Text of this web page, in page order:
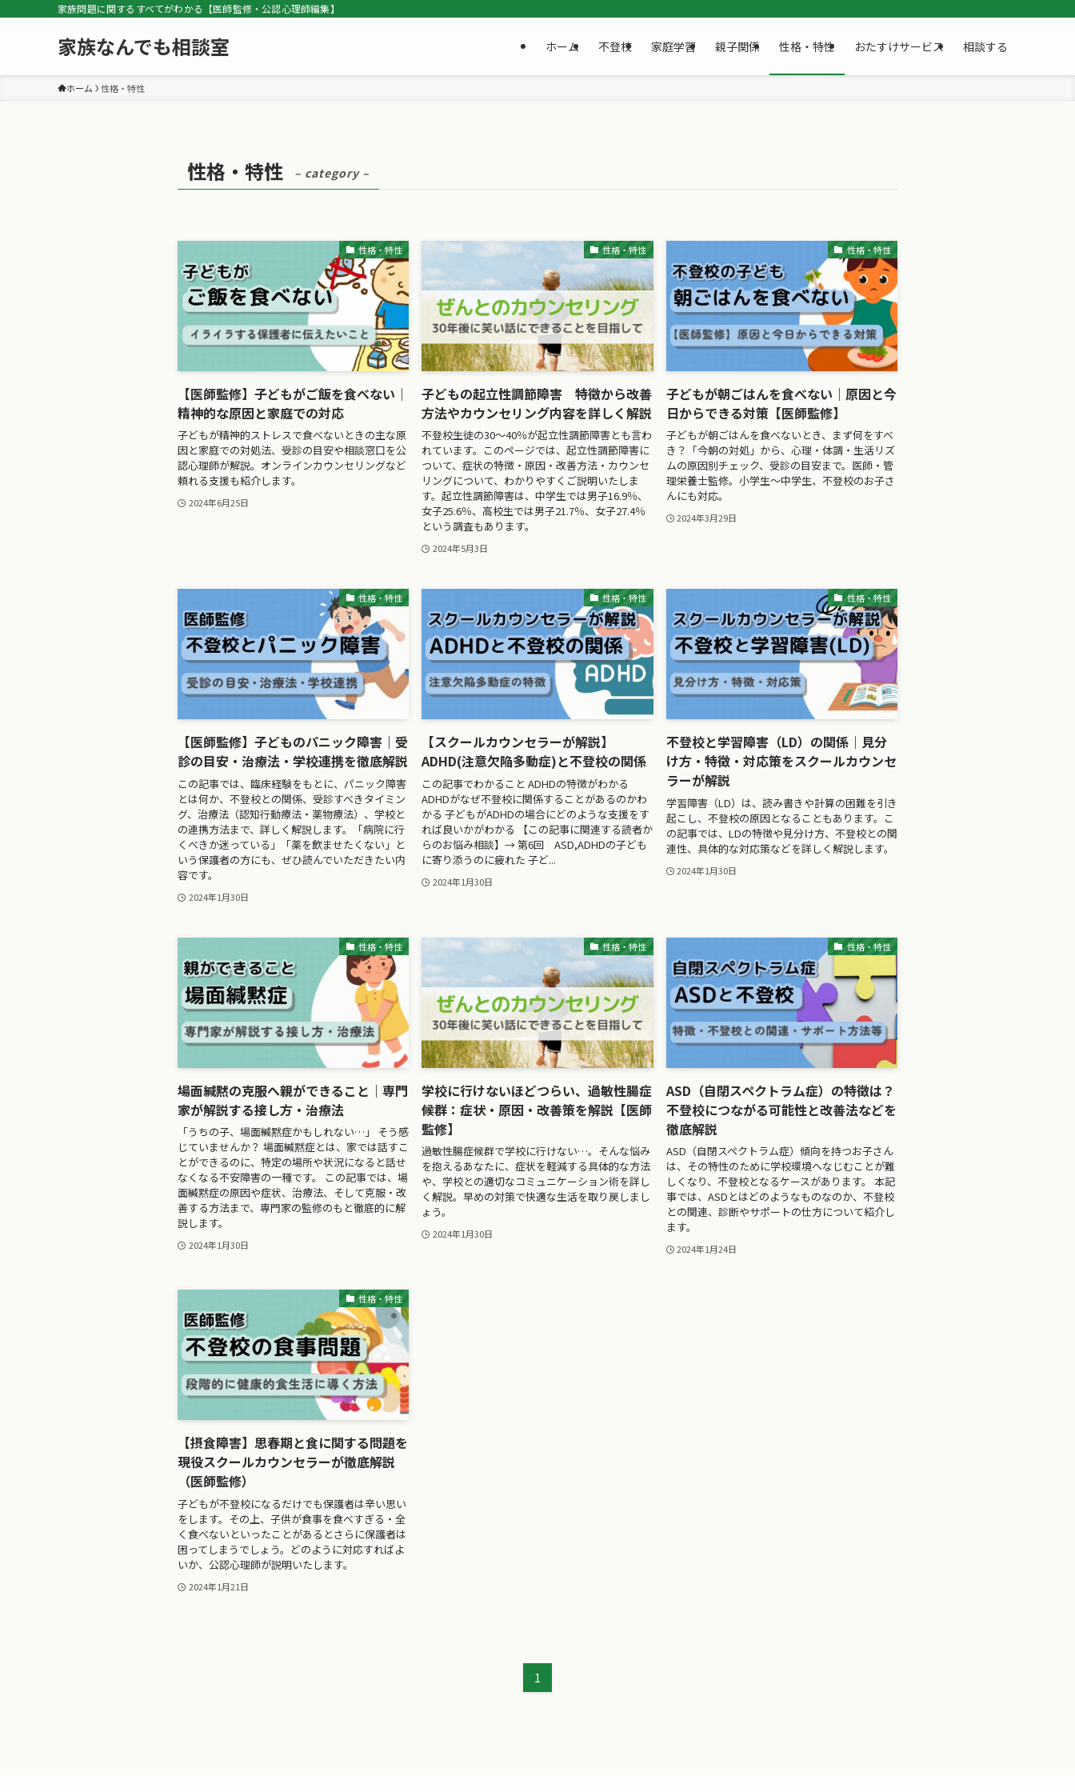
家族問題に関するすべてがわかる【医師監修・公認心理師編集】
家族なんでも相談室 ホーム 不登校 家庭学習 親子関係 性格・特性 おたすけサービス 相談する
ホーム 性格・特性
性格・特性 – category –
性格・特性
【医師監修】子どもがご飯を食べない｜
精神的な原因と家庭での対応
子どもが精神的ストレスで食べないときの主な原
因と家庭での対処法、受診の目安や相談窓口を公
認心理師が解説。オンラインカウンセリングなど
頼れる支援も紹介します。
2024年6月25日
性格・特性
子どもの起立性調節障害 特徴から改善
方法やカウンセリング内容を詳しく解説
不登校生徒の30～40％が起立性調節障害とも言わ
れています。このページでは、起立性調節障害に
ついて、症状の特徴・原因・改善方法・カウンセ
リングについて、わかりやすくご説明いたしま
す。起立性調節障害は、中学生では男子16.9％、
女子25.6％、高校生では男子21.7％、女子27.4％
という調査もあります。
2024年5月3日
性格・特性
子どもが朝ごはんを食べない｜原因と今
日からできる対策【医師監修】
子どもが朝ごはんを食べないとき、まず何をすべ
き？「今朝の対処」から、心理・体調・生活リズ
ムの原因別チェック、受診の目安まで。医師・管
理栄養士監修。小学生〜中学生、不登校のお子さ
んにも対応。
2024年3月29日
性格・特性
【医師監修】子どものパニック障害｜受
診の目安・治療法・学校連携を徹底解説
この記事では、臨床経験をもとに、パニック障害
とは何か、不登校との関係、受診すべきタイミン
グ、治療法（認知行動療法・薬物療法）、学校と
の連携方法まで、詳しく解説します。「病院に行
くべきか迷っている」「薬を飲ませたくない」と
いう保護者の方にも、ぜひ読んでいただきたい内
容です。
2024年1月30日
性格・特性
【スクールカウンセラーが解説】
ADHD(注意欠陥多動症)と不登校の関係
この記事でわかること ADHDの特徴がわかる
ADHDがなぜ不登校に関係することがあるのかわ
かる 子どもがADHDの場合にどのような支援をす
れば良いかがわかる 【この記事に関連する読者か
らのお悩み相談】→ 第6回 ASD,ADHDの子ども
に寄り添うのに疲れた 子ど...
2024年1月30日
性格・特性
不登校と学習障害（LD）の関係｜見分
け方・特徴・対応策をスクールカウンセ
ラーが解説
学習障害（LD）は、読み書きや計算の困難を引き
起こし、不登校の原因となることもあります。こ
の記事では、LDの特徴や見分け方、不登校との関
連性、具体的な対応策などを詳しく解説します。
2024年1月30日
性格・特性
場面緘黙の克服へ親ができること｜専門
家が解説する接し方・治療法
「うちの子、場面緘黙症かもしれない…」 そう感
じていませんか？ 場面緘黙症とは、家では話すこ
とができるのに、特定の場所や状況になると話せ
なくなる不安障害の一種です。 この記事では、場
面緘黙症の原因や症状、治療法、そして克服・改
善する方法まで、専門家の監修のもと徹底的に解
説します。
2024年1月30日
性格・特性
学校に行けないほどつらい、過敏性腸症
候群：症状・原因・改善策を解説【医師
監修】
過敏性腸症候群で学校に行けない…。そんな悩み
を抱えるあなたに、症状を軽減する具体的な方法
や、学校との適切なコミュニケーション術を詳し
く解説。早めの対策で快適な生活を取り戻しまし
ょう。
2024年1月30日
性格・特性
ASD（自閉スペクトラム症）の特徴は？
不登校につながる可能性と改善法などを
徹底解説
ASD（自閉スペクトラム症）傾向を持つお子さん
は、その特性のために学校環境へなじむことが難
しくなり、不登校となるケースがあります。 本記
事では、ASDとはどのようなものなのか、不登校
との関連、診断やサポートの仕方について紹介し
ます。
2024年1月24日
性格・特性
【摂食障害】思春期と食に関する問題を
現役スクールカウンセラーが徹底解説
（医師監修）
子どもが不登校になるだけでも保護者は辛い思い
をします。その上、子供が食事を食べすぎる・全
く食べないといったことがあるとさらに保護者は
困ってしまうでしょう。どのように対応すればよ
いか、公認心理師が説明いたします。
2024年1月21日
1